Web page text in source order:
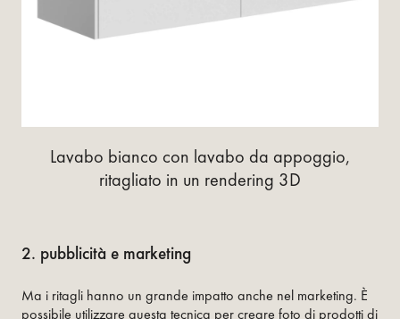
Lavabo bianco con lavabo da appoggio,
ritagliato in un rendering 3D
2. pubblicità e marketing
Ma i ritagli hanno un grande impatto anche nel marketing. È
possibile utilizzare questa tecnica per creare foto di prodotti di